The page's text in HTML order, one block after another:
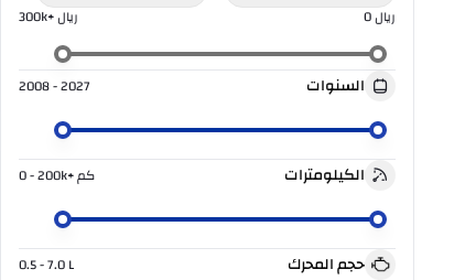
ريال0 ريال300k+
السنوات 2008 - 2027
الكيلومترات 0 - 200k+كم
حجم المحرك 0.5 - 7.0L